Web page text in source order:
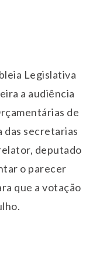
Legislativa
a audiência
de
das secretarias
deputado
o parecer
que a votação